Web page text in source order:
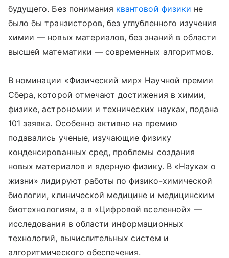
будущего. Без понимания квантовой физики не
было бы транзисторов, без углубленного изучения
химии — новых материалов, без знаний в области
высшей математики — современных алгоритмов.
В номинации «Физический мир» Научной премии
Сбера, которой отмечают достижения в химии,
физике, астрономии и технических науках, подана
101 заявка. Особенно активно на премию
подавались ученые, изучающие физику
конденсированных сред, проблемы создания
новых материалов и ядерную физику. В «Науках о
жизни» лидируют работы по физико-химической
биологии, клинической медицине и медицинским
биотехнологиям, а в «Цифровой вселенной» —
исследования в области информационных
технологий, вычислительных систем и
алгоритмического обеспечения.